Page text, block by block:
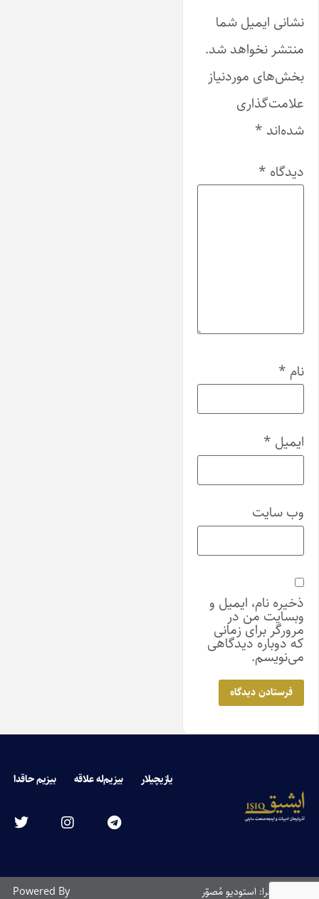
نشانی ایمیل شما
منتشر نخواهد شد.
بخش‌های موردنیاز
علامت‌گذاری
شده‌اند *
دیدگاه *
نام *
ایمیل *
وب‌ سایت
ذخیره نام، ایمیل و
وبسایت من در
مرورگر برای زمانی
که دوباره دیدگاهی
می‌نویسم.
یازیچیلار بیزیم‌له علاقه بیزیم حاقدا
طراحی و اجرا: استودیو مُصوّر Powered By